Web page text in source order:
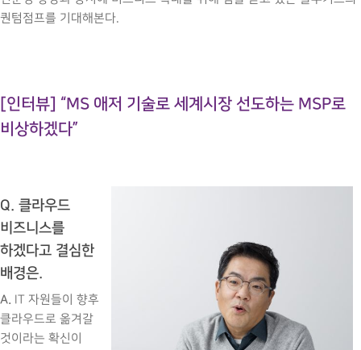
퀀텀점프를 기대해본다.
[인터뷰] “MS 애저 기술로 세계시장 선도하는 MSP로
비상하겠다”
Q. 클라우드
비즈니스를
하겠다고 결심한
배경은.
A. IT 자원들이 향후
클라우드로 옮겨갈
것이라는 확신이